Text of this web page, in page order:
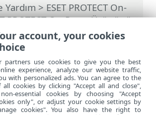
Yardım > ESET PROTECT On-
PROTECT On-Prem Ürününü
ESET PROTECT On-Prem Ana
Fazla Erişim Hakları
> Yerel Kullanıcı Oluşturma
account, your cookies
partners use cookies to give you the best
experience, analyze our website traffic,
with personalized ads. You can agree to the
all cookies by clicking "Accept all and close",
essential cookies by choosing "Accept
only", or adjust your cookie settings by
cookies". You also have the right to